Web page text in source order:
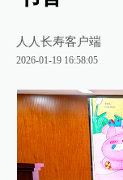
人人长寿客户端
2026-01-19 16:58:05